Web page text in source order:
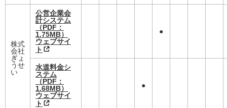
株式
会社
ぎょ
うせ
い
公営企業会
計システム
（PDF：
1.75MB）
ウェブサイ
ト
●
水道料金シ
ステム
（PDF：
1.68MB）
ウェブサイ
ト
●